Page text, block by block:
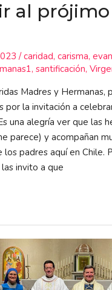
al
/caridad,carisma,
,santificación,
Madres y Hermanas,
por la invitación a
una alegría ver que las
parece) y acompañan
padres aquí en Chile.
invito a que